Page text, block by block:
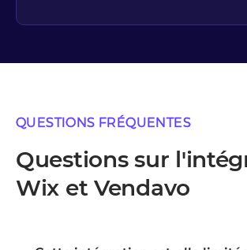
QUESTIONS FRÉQUENTES
Questions sur
Wix et Vendavo